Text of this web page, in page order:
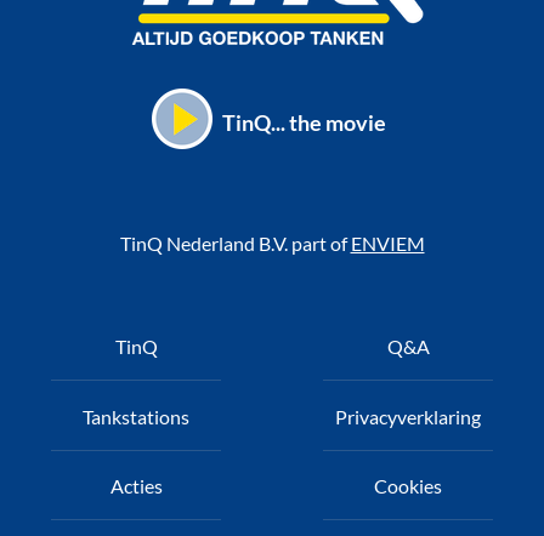
TinQ... the movie
TinQ Nederland B.V. part ofENVIEM
TinQ
Tankstations
Acties
Q&A
Privacyverklaring
Cookies